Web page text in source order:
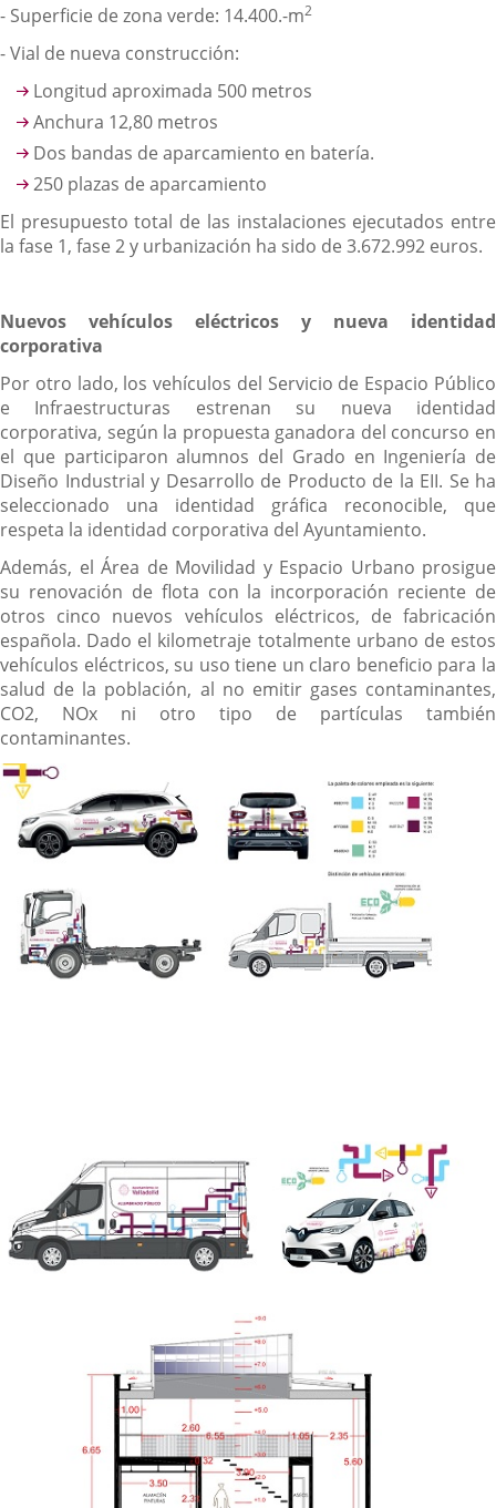
- Superficie de zona verde: 14.400.-m2
- Vial de nueva construcción:
Longitud aproximada 500 metros
Anchura 12,80 metros
Dos bandas de aparcamiento en batería.
250 plazas de aparcamiento
El presupuesto total de las instalaciones ejecutados entre
la fase 1, fase 2 y urbanización ha sido de 3.672.992 euros.
Nuevos vehículos eléctricos y nueva identidad
corporativa
Por otro lado, los vehículos del Servicio de Espacio Público
e Infraestructuras estrenan su nueva identidad
corporativa, según la propuesta ganadora del concurso en
el que participaron alumnos del Grado en Ingeniería de
Diseño Industrial y Desarrollo de Producto de la EII. Se ha
seleccionado una identidad gráfica reconocible, que
respeta la identidad corporativa del Ayuntamiento.
Además, el Área de Movilidad y Espacio Urbano prosigue
su renovación de flota con la incorporación reciente de
otros cinco nuevos vehículos eléctricos, de fabricación
española. Dado el kilometraje totalmente urbano de estos
vehículos eléctricos, su uso tiene un claro beneficio para la
salud de la población, al no emitir gases contaminantes,
CO2, NOx ni otro tipo de partículas también
contaminantes.